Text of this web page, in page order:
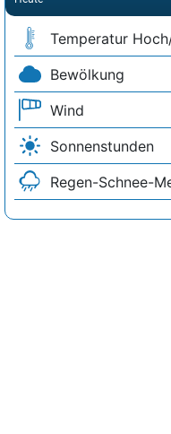
Temperatur
Bewölkung
Wind
Sonnenstunden
Regen-Schnee-